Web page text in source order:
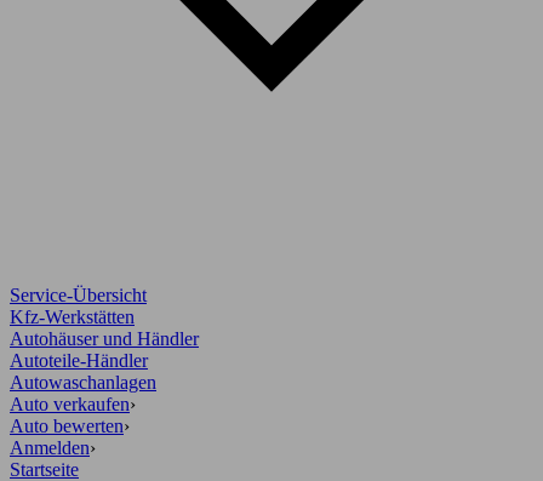
Service-Übersicht
Kfz-Werkstätten
Autohäuser und Händler
Autoteile-Händler
Autowaschanlagen
Auto verkaufen›
Auto bewerten›
Anmelden›
Startseite